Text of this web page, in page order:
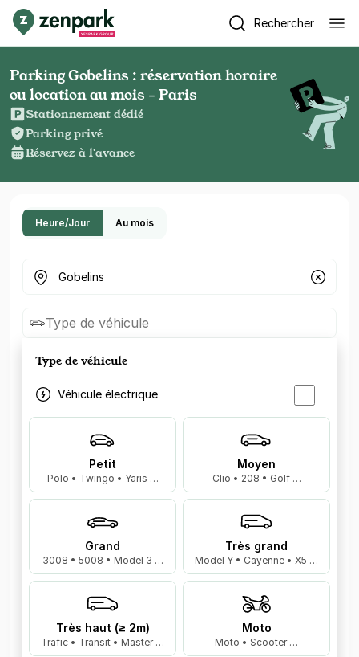
Rechercher
Parking Gobelins : réservation horaire
ou location au mois - Paris
Stationnement dédié
Parking privé
Réservez à l'avance
Heure/Jour Au mois
Où cherchez-vous un parking ?
Type de véhicule
Type de véhicule
Véhicule électrique
Petit
Polo • Twingo • Yaris …
Moyen
Clio • 208 • Golf …
Grand
3008 • 5008 • Model 3 …
Très grand
Model Y • Cayenne • X5 …
Très haut (≥ 2m)
Trafic • Transit • Master …
Moto
Moto • Scooter …